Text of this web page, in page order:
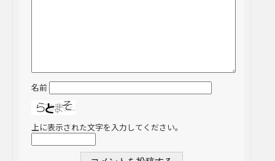
名前
上に表示された文字を入力してください。